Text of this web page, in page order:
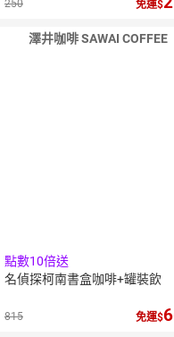
250 免運
澤井咖啡 SAWAI COFFEE
點數10倍送
名偵探柯南書盒咖啡+罐裝飲
815 免運